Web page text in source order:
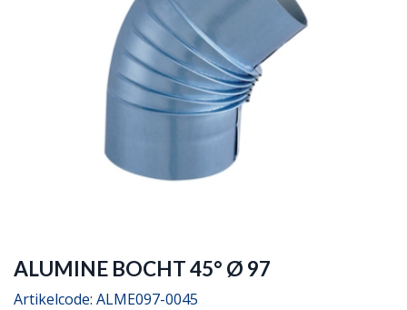
ALUMINE BOCHT 45° Ø 97
Artikelcode: ALME097-0045